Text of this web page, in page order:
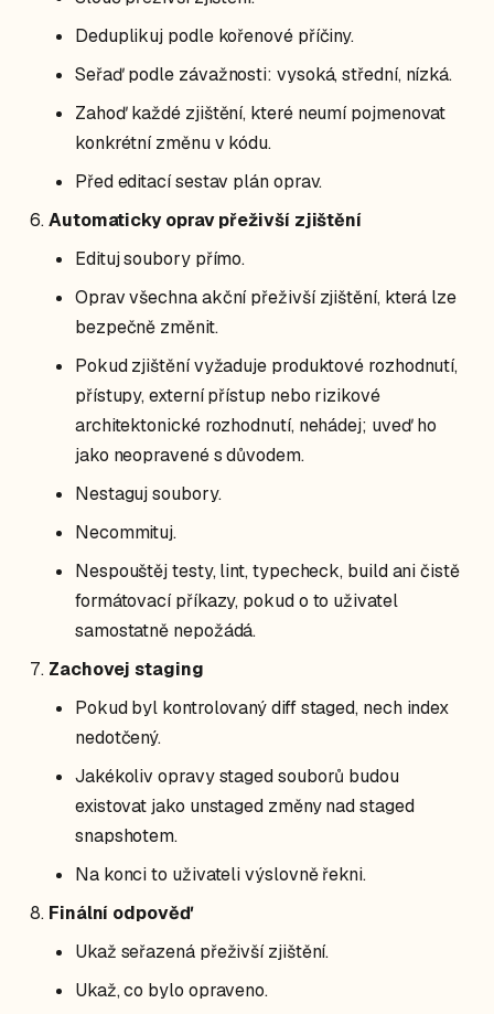
Deduplikuj podle kořenové příčiny.
Seřaď podle závažnosti: vysoká, střední, nízká.
Zahoď každé zjištění, které neumí pojmenovat
konkrétní změnu v kódu.
Před editací sestav plán oprav.
Automaticky oprav přeživší zjištění
Edituj soubory přímo.
Oprav všechna akční přeživší zjištění, která lze
bezpečně změnit.
Pokud zjištění vyžaduje produktové rozhodnutí,
přístupy, externí přístup nebo rizikové
architektonické rozhodnutí, nehádej; uveď ho
jako neopravené s důvodem.
Nestaguj soubory.
Necommituj.
Nespouštěj testy, lint, typecheck, build ani čistě
formátovací příkazy, pokud o to uživatel
samostatně nepožádá.
Zachovej staging
Pokud byl kontrolovaný diff staged, nech index
nedotčený.
Jakékoliv opravy staged souborů budou
existovat jako unstaged změny nad staged
snapshotem.
Na konci to uživateli výslovně řekni.
Finální odpověď
Ukaž seřazená přeživší zjištění.
Ukaž, co bylo opraveno.